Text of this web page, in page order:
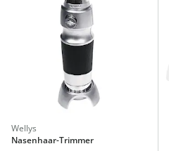
Wellys
Nasenhaar-Trimmer